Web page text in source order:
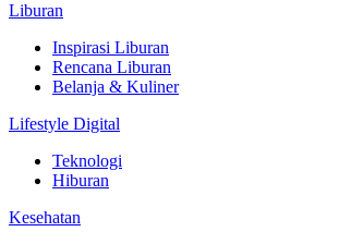
Liburan
Inspirasi Liburan
Rencana Liburan
Belanja & Kuliner
Lifestyle Digital
Teknologi
Hiburan
Kesehatan